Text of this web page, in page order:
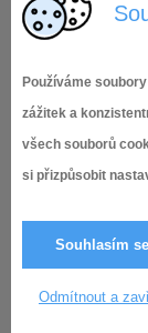
Používáme
zážitek a
všech souborů
si přizpůsobit
Souhlasím
Odmítnout a
Čas:
20:30 - 22:30
Letní kino
Střídavka